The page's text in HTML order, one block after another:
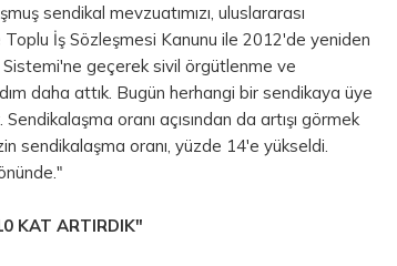
sendikal mevzuatımızı, uluslararası
İş Sözleşmesi Kanunu ile 2012'de yeniden
geçerek sivil örgütlenme ve
daha attık. Bugün herhangi bir sendikaya üye
oranı açısından da artışı görmek
sendikalaşma oranı, yüzde 14'e yükseldi.
KAT ARTIRDIK"